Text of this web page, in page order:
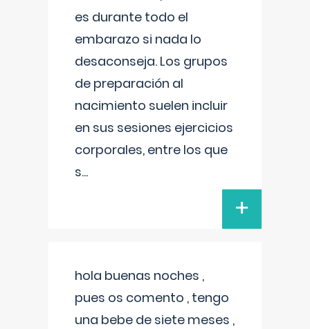
es durante todo el
embarazo si nada lo
desaconseja. Los grupos
de preparación al
nacimiento suelen incluir
en sus sesiones ejercicios
corporales, entre los que
s...
+
hola buenas noches ,
pues os comento , tengo
una bebe de siete meses ,